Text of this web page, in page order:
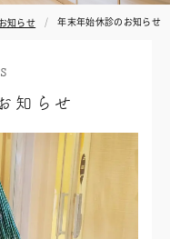
お知らせ 年末年始休診のお知らせ
知らせ